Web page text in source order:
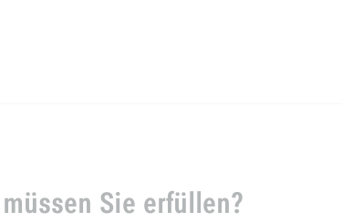
Sie erfüllen?